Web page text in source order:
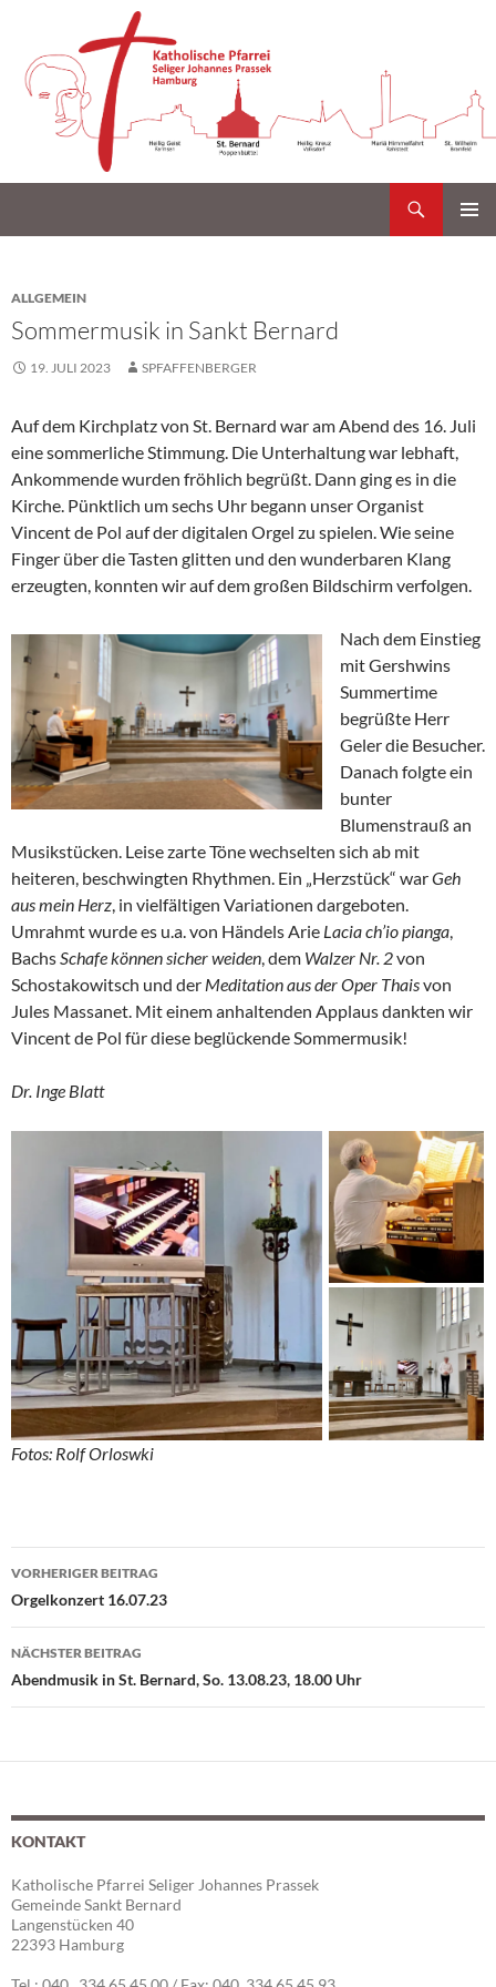
ALLGEMEIN
Sommermusik in Sankt Bernard
19. JULI 2023 SPFAFFENBERGER
Auf dem Kirchplatz von St. Bernard war am Abend des 16. Juli
eine sommerliche Stimmung. Die Unterhaltung war lebhaft,
Ankommende wurden fröhlich begrüßt. Dann ging es in die
Kirche. Pünktlich um sechs Uhr begann unser Organist
Vincent de Pol auf der digitalen Orgel zu spielen. Wie seine
Finger über die Tasten glitten und den wunderbaren Klang
erzeugten, konnten wir auf dem großen Bildschirm verfolgen.
Nach dem Einstieg
mit Gershwins
Summertime
begrüßte Herr
Geler die Besucher.
Danach folgte ein
bunter
Blumenstrauß an
Musikstücken. Leise zarte Töne wechselten sich ab mit
heiteren, beschwingten Rhythmen. Ein „Herzstück“ warGeh
aus mein Herz, in vielfältigen Variationen dargeboten.
Umrahmt wurde es u.a. von Händels Arie Lacia ch’io pianga,
BachsSchafe können sicher weiden, dem Walzer Nr. 2von
Schostakowitsch und der Meditation aus der Oper Thaisvon
Jules Massanet. Mit einem anhaltenden Applaus dankten wir
Vincent de Pol für diese beglückende Sommermusik!
Dr. Inge Blatt
Fotos: Rolf Orloswki
Beitragsnavigation
VORHERIGER BEITRAG
Orgelkonzert 16.07.23
NÄCHSTER BEITRAG
Abendmusik in St. Bernard, So. 13.08.23, 18.00 Uhr
KONTAKT
Katholische Pfarrei Seliger Johannes Prassek
Gemeinde Sankt Bernard
Langenstücken 40
22393 Hamburg